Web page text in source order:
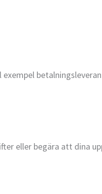
eller begära att dina